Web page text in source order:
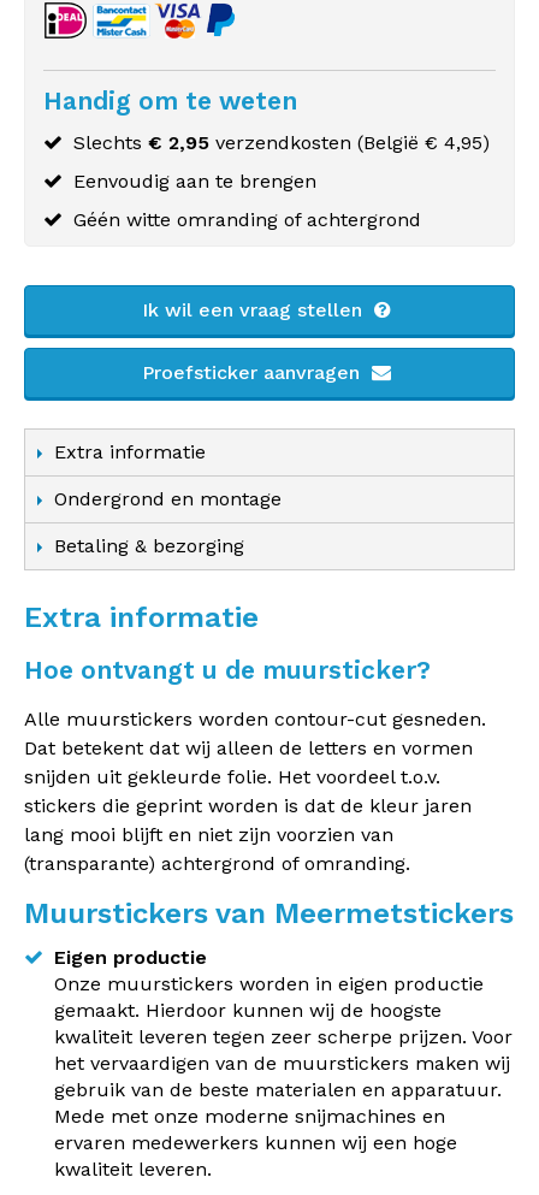
Handig om te weten
Slechts € 2,95 verzendkosten (België € 4,95)
Eenvoudig aan te brengen
Géén witte omranding of achtergrond
Ik wil een vraag stellen
Proefsticker aanvragen
Extra informatie
Ondergrond en montage
Betaling & bezorging
Extra informatie
Hoe ontvangt u de muursticker?
Alle muurstickers worden contour-cut gesneden.
Dat betekent dat wij alleen de letters en vormen
snijden uit gekleurde folie. Het voordeel t.o.v.
stickers die geprint worden is dat de kleur jaren
lang mooi blijft en niet zijn voorzien van
(transparante) achtergrond of omranding.
Muurstickers van Meermetstickers
Eigen productie
Onze muurstickers worden in eigen productie
gemaakt. Hierdoor kunnen wij de hoogste
kwaliteit leveren tegen zeer scherpe prijzen. Voor
het vervaardigen van de muurstickers maken wij
gebruik van de beste materialen en apparatuur.
Mede met onze moderne snijmachines en
ervaren medewerkers kunnen wij een hoge
kwaliteit leveren.